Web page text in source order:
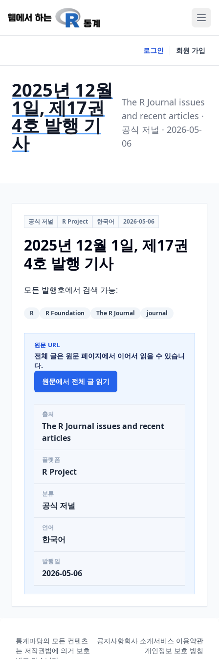
로그인 회원 가입
2025년 12월
1일, 제17권
4호 발행 기
사
The R Journal issues
and recent articles ·
공식 저널 · 2026-05-
06
공식 저널 R Project 한국어 2026-05-06
2025년 12월 1일, 제17권
4호 발행 기사
모든 발행호에서 검색 가능:
R R Foundation The R Journal journal
원문 URL
전체 글은 원문 페이지에서 이어서 읽을 수 있습니
다.
원문에서 전체 글 읽기
출처
The R Journal issues and recent
articles
플랫폼
R Project
분류
공식 저널
언어
한국어
발행일
2026-05-06
통계마당의 모든 컨텐츠
는 저작권법에 의거 보호
공지사항회사 소개서비스 이용약관
개인정보 보호 방침